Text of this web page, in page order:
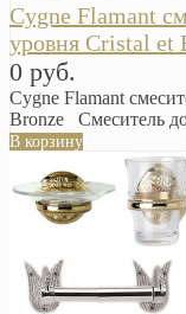
Cygne Flamant
уровня Cristal et
0 руб.
Cygne Flamant
Bronze Смеситель
В корзину